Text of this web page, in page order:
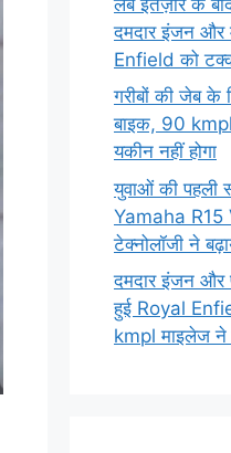
दमदार इंजन
Enfield को
गरीबों की जेब के
बाइक, 90
यकीन नहीं होगा
युवाओं की पहली
Yamaha R15
टेक्नोलॉजी ने
दमदार इंजन और
हुई Royal
kmpl माइलेज ने